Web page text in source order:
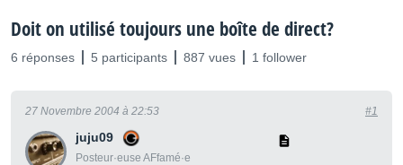
Doit on utilisé toujours une boîte de direct?
6 réponses 5 participants 887 vues 1 follower
juju09
Posteur·euse AFfamé·e
27 Novembre 2004 à 22:53 #1